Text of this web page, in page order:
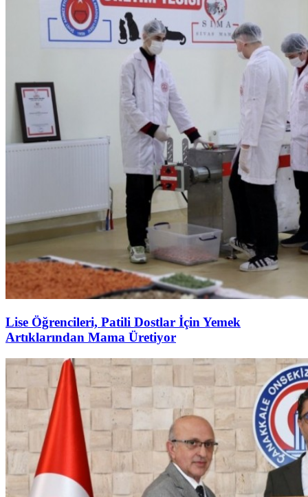
Lise Öğrencileri, Patili Dostlar İçin Yemek
Artıklarından Mama Üretiyor